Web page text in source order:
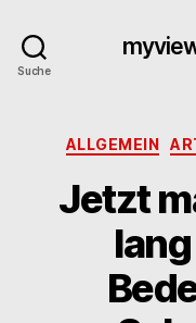
Suche
ALLGEMEIN
Jetzt